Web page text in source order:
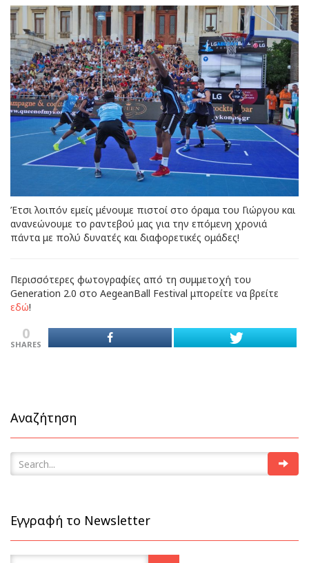
Έτσι λοιπόν εμείς μένουμε πιστοί στο όραμα του Γιώργου και
ανανεώνουμε το ραντεβού μας για την επόμενη χρονιά
πάντα με πολύ δυνατές και διαφορετικές ομάδες!
Περισσότερες φωτογραφίες από τη συμμετοχή του
Generation 2.0 στο AegeanBall Festival μπορείτε να βρείτε
εδώ!
0
SHARES
Αναζήτηση
Εγγραφή το Newsletter